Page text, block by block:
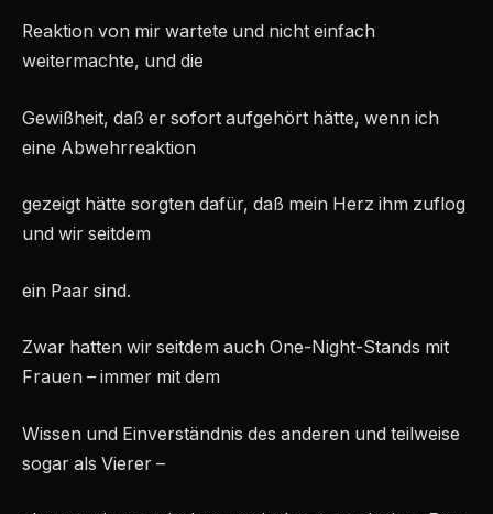
Reaktion von mir wartete und nicht einfach
weitermachte, und die
Gewißheit, daß er sofort aufgehört hätte, wenn ich
eine Abwehrreaktion
gezeigt hätte sorgten dafür, daß mein Herz ihm zuflog
und wir seitdem
ein Paar sind.
Zwar hatten wir seitdem auch One-Night-Stands mit
Frauen – immer mit dem
Wissen und Einverständnis des anderen und teilweise
sogar als Vierer –